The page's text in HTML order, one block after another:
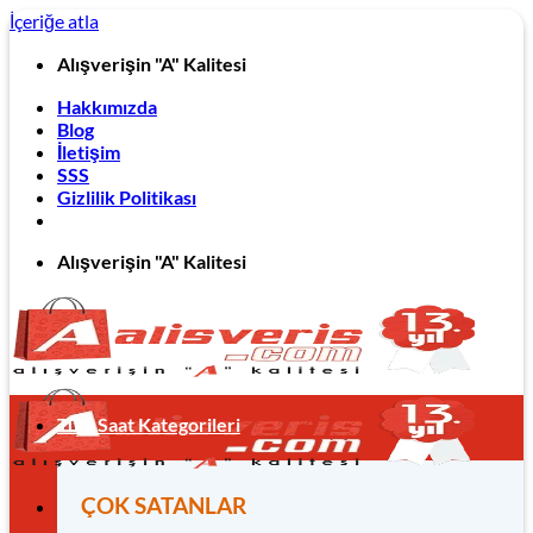
İçeriğe atla
Alışverişin "A" Kalitesi
Hakkımızda
Blog
İletişim
SSS
Gizlilik Politikası
Alışverişin "A" Kalitesi
Tüm Saat Kategorileri
ÇOK SATANLAR